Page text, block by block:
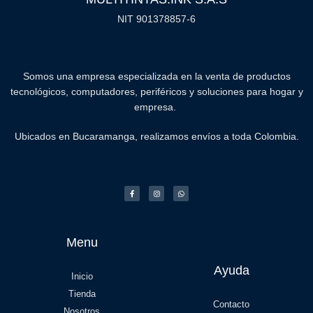
NIT 901378857-6
Somos una empresa especializada en la venta de productos
tecnológicos, computadores, periféricos y soluciones para hogar y
empresa.
Ubicados en Bucaramanga, realizamos envíos a toda Colombia.
Menu
Inicio
Tienda
Nosotros
Ayuda
Contacto